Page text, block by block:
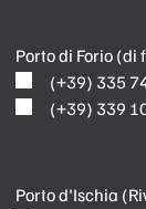
Porto di Forio
(+39) 335
(+39) 339
Porto d'Ischia